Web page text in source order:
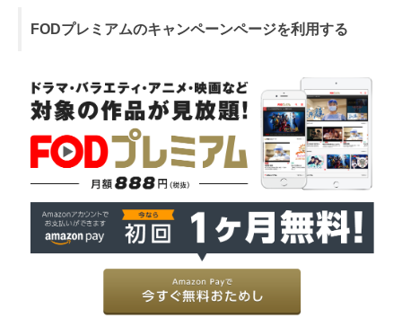
FODプレミアムのキャンペーンページを利用する